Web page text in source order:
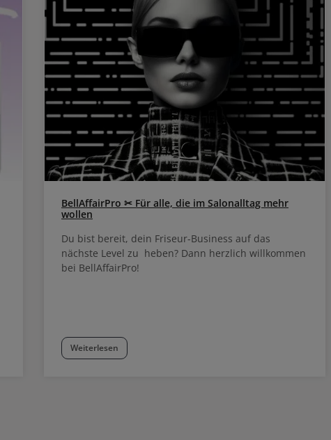
BellAffairPro ✂ Für alle, die im Salonalltag mehr
wollen
Du bist bereit, dein Friseur-Business auf das
nächste Level zu heben? Dann herzlich willkommen
bei BellAffairPro!
Weiterlesen